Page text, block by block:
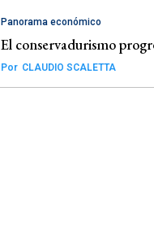
Panorama económico
El conservadurismo
Por CLAUDIO SCALETTA